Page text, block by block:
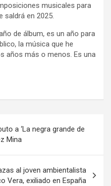
musicales para
saldrá en 2025.
de álbum, es un año para
la música que he
años más o menos. Es una
a ‘La negra grande de
Mina
al joven ambientalista
Vera, exiliado en España